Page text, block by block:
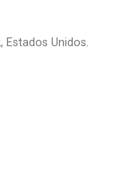
Estados Unidos.